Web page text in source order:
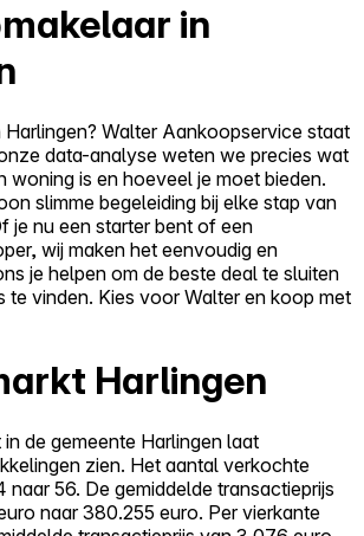
in
Harlingen? Walter Aankoopservice staat
data-analyse weten we precies wat
woning is en hoeveel je moet bieden.
slimme begeleiding bij elke stap van
je nu een starter bent of een
wij maken het eenvoudig en
je helpen om de beste deal te sluiten
te vinden. Kies voor Walter en koop met
Harlingen
de gemeente Harlingen laat
zien. Het aantal verkochte
naar 56. De gemiddelde transactieprijs
naar 380.255 euro. Per vierkante